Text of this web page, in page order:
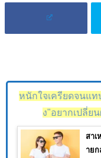
หนักใจเครียดจนแ
ง"อยากเปลี่ย
สาเ
ายก